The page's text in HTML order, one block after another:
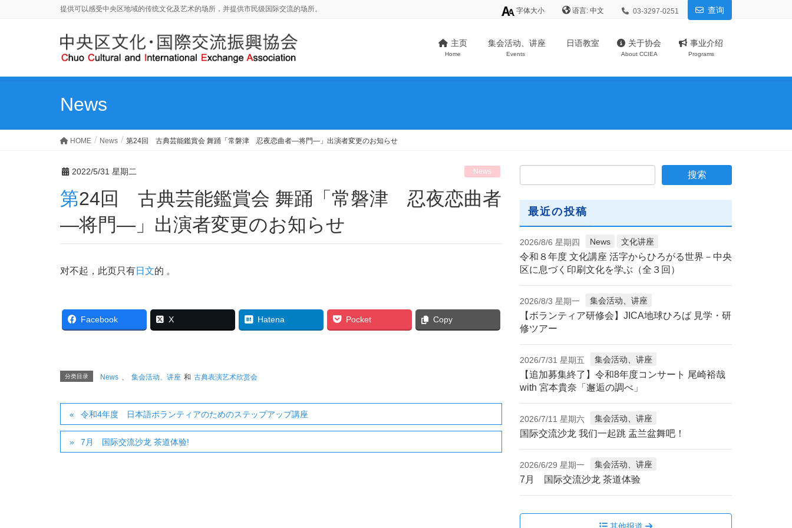
提供可以感受中央区地域的传统文化及艺术的场所，并提供市民级国际交流的场所。 字体大小 语言: 03-3297-0251 查询
主页
Home
集会活动、讲座
Events
日语教室 关于协会
About CCIEA
事业介绍
Programs
News
HOME News 第24回 古典芸能鑑賞会 舞踊「常磐津 忍夜恋曲者―将門―」出演者変更のお知らせ
2022/5/31 星期二 News
第24回 古典芸能鑑賞会 舞踊「常磐津 忍夜恋曲者
―将門―」出演者変更のお知らせ
对不起，此页只有日文的 。
Facebook X Hatena Pocket Copy
分类目录 News 集会活动、讲座 和 古典表演艺术欣赏会
令和4年度 日本語ボランティアのためのステップアップ講座
7月 国际交流沙龙 茶道体验!
最近の投稿
2026/8/6 星期四 News 文化讲座
令和８年度 文化講座 活字からひろがる世界－中央
区に息づく印刷文化を学ぶ（全３回）
2026/8/3 星期一 集会活动、讲座
【ボランティア研修会】JICA地球ひろば 見学・研
修ツアー
2026/7/31 星期五 集会活动、讲座
【追加募集終了】令和8年度コンサート 尾崎裕哉
with 宮本貴奈「邂逅の調べ」
2026/7/11 星期六 集会活动、讲座
国际交流沙龙 我们一起跳 盂兰盆舞吧！
2026/6/29 星期一 集会活动、讲座
7月 国际交流沙龙 茶道体验
其他报道